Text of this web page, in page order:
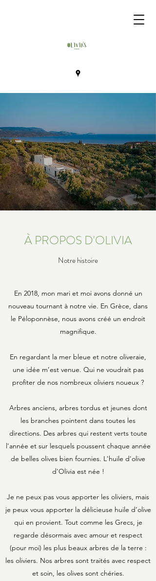
À PROPOS D'OLIVIA
Notre histoire
En 2018, mon mari et moi avons donné un
nouveau tournant à notre vie. En Grèce, dans
le Péloponnèse, nous avons créé un endroit
magnifique.
En regardant la mer bleue et notre oliveraie,
une idée m’est venue. Qui ne voudrait pas
profiter de nos nombreux oliviers noueux ?
Arbres anciens, arbres tordus et jeunes dont
les branches pointent dans toutes les
directions. Des arbres qui restent verts toute
l'année et sur lesquels poussent chaque année
de belles olives bien fournies. L'huile d'olive
d'Olivia est née !
Je ne peux pas vous apporter les oliviers, mais
je peux vous apporter la délicieuse huile d’olive
qui en provient. Tout comme les Grecs, je
regarde désormais avec amour et respect
(pour moi) les plus beaux arbres de la terre :
les oliviers. Nos arbres sont traités avec respect
et soin, les olives sont chéries.